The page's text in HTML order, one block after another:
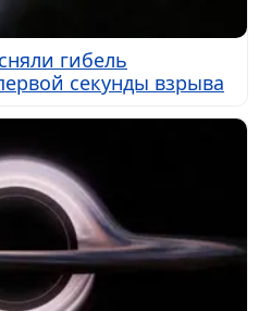
гибель
секунды взрыва